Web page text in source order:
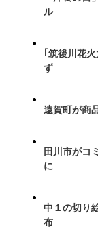
ル
｢筑後川花
ず
遠賀町が商
田川市がコ
に
中１の切り
布